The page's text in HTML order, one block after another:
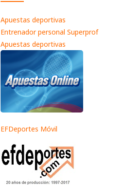
Apuestas deportivas
Entrenador personal Superprof
Apuestas deportivas
EFDeportes Móvil